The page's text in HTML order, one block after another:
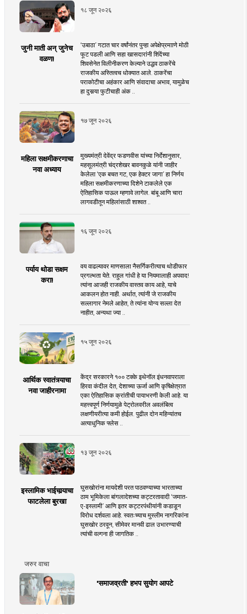
१८ जून २०२६
जुनी माती अन् जुनेच
वळण!
‘उबाठा’ गटात चार वर्षांनंतर पुन्हा अपेक्षेप्रमााणे मोठी
फूट पडली आणि सहा खासदारांनी शिंदेंच्या
शिवसेनेत विलीनीकरण केल्याने उद्धव ठाकरेंचे
राजकीय अस्तित्वच धोक्यात आले. ठाकरेंचा
पराकोटीचा अहंकार आणि संवादाचा अभाव, यामुळेच
हा दुसर्‍या फुटीचाही अंक ..
१७ जून २०२६
महिला सक्षमीकरणाचा
नवा अध्याय
मुख्यमंत्री देवेंद्र फडणवीस यांच्या निर्देशानुसार,
महसूलमंत्री चंद्रशेखर बावनकुळे यांनी जाहीर
केलेला ‘एक बचत गट, एक हेक्टर जागा’ हा निर्णय
महिला सक्षमीकरणाच्या दिशेने टाकलेले एक
ऐतिहासिक पाऊल म्हणावे लागेल. बांबू आणि चारा
लागवडीतून महिलांसाठी शाश्वत ..
१६ जून २०२६
पर्याय थोडा सक्षम
करा!
वय वाढल्यावर माणसाला नैसर्गिकरीत्याच थोडीफार
प्रगल्भता येते. राहुल गांधी हे या नियमालाही अपवाद!
त्यांना आजही राजकीय वास्तव काय आहे, याचे
आकलन होत नाही. अर्थात, त्यांनी जे राजकीय
सल्लागार नेमले आहेत, ते त्यांना योग्य सल्ला देत
नाहीत, अन्यथा ज्या ..
१५ जून २०२६
आर्थिक स्वातंत्र्याचा
नवा जाहीरनामा
केंद्र सरकारने १०० टक्के इथेनॉल इंधनवापराला
हिरवा कंदील देत, देशाच्या ऊर्जा आणि कृषिक्षेत्रात
एका ऐतिहासिक क्रांतीची पायाभरणी केली आहे. या
महत्त्वपूर्ण निर्णयामुळे पेट्रोलवरील अवलंबित्व
लक्षणीयरीत्या कमी होईल. पुढील दोन महिन्यांतच
अत्याधुनिक फ्लेस ..
१३ जून २०२६
इस्लामिक भाईचार्‍याचा
फाटलेला बुरखा
घुसखोरांना मायदेशी परत पाठवण्याच्या भारताच्या
ठाम भूमिकेला बांगलादेशच्या कट्टरतावादी ‘जमात-
ए-इस्लामी’ आणि इतर कट्टरपंथीयांनी कडाडून
विरोध दर्शवला आहे. स्वतःच्याच मुस्लीम नागरिकांना
घुसखोर ठरवून, सीमेवर मानवी ढाल उभारण्याची
त्यांची वल्गना ही जागतिक ..
जरुर वाचा
'समाजव्रती' हभप सुयोग आपटे